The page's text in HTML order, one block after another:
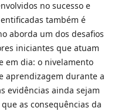
no sucesso e
também é
aborda um dos desafios
iniciantes que atuam
em dia: o nivelamento
aprendizagem durante a
evidências ainda sejam
as consequências da